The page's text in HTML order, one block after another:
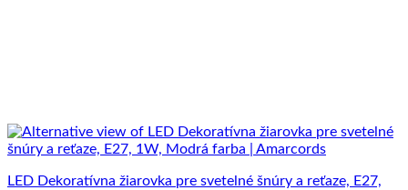
LED Dekoratívna žiarovka pre svetelné šnúry a reťaze, E27,